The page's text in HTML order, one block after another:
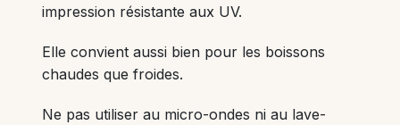
impression résistante aux UV.
Elle convient aussi bien pour les boissons
chaudes que froides.
Ne pas utiliser au micro-ondes ni au lave-